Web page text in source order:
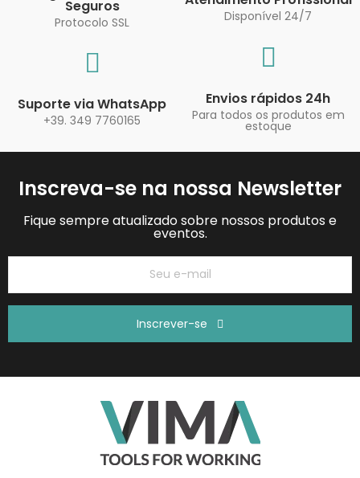
Seguros
Protocolo SSL Disponível 24/7
Suporte via WhatsApp
+39. 349 7760165
Envios rápidos 24h
Para todos os produtos em
estoque
Inscreva-se na nossa Newsletter
Fique sempre atualizado sobre nossos produtos e
eventos.
Inscrever-se